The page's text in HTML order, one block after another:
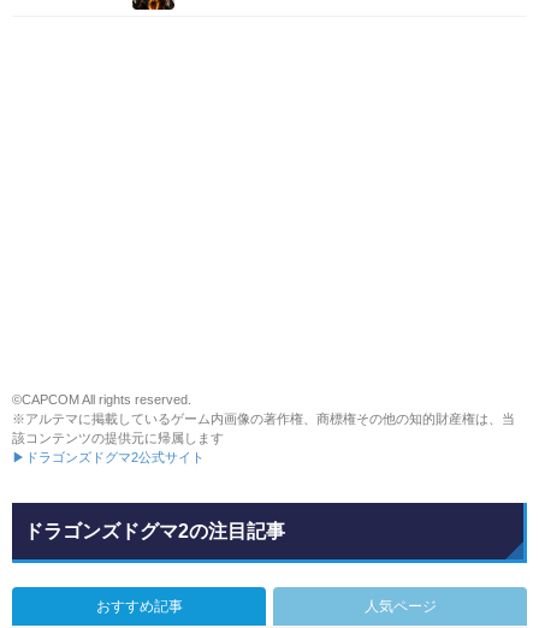
©CAPCOM All rights reserved.
※アルテマに掲載しているゲーム内画像の著作権、商標権その他の知的財産権は、当
該コンテンツの提供元に帰属します
▶ドラゴンズドグマ2公式サイト
ドラゴンズドグマ2の注目記事
おすすめ記事 人気ページ